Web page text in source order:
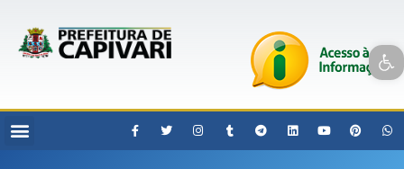
Open toolbar